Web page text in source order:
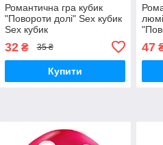
Романтична гра кубик
"Повороти долі" Sex кубик
Sex кубик
32₴ 35 ₴
Купити
47